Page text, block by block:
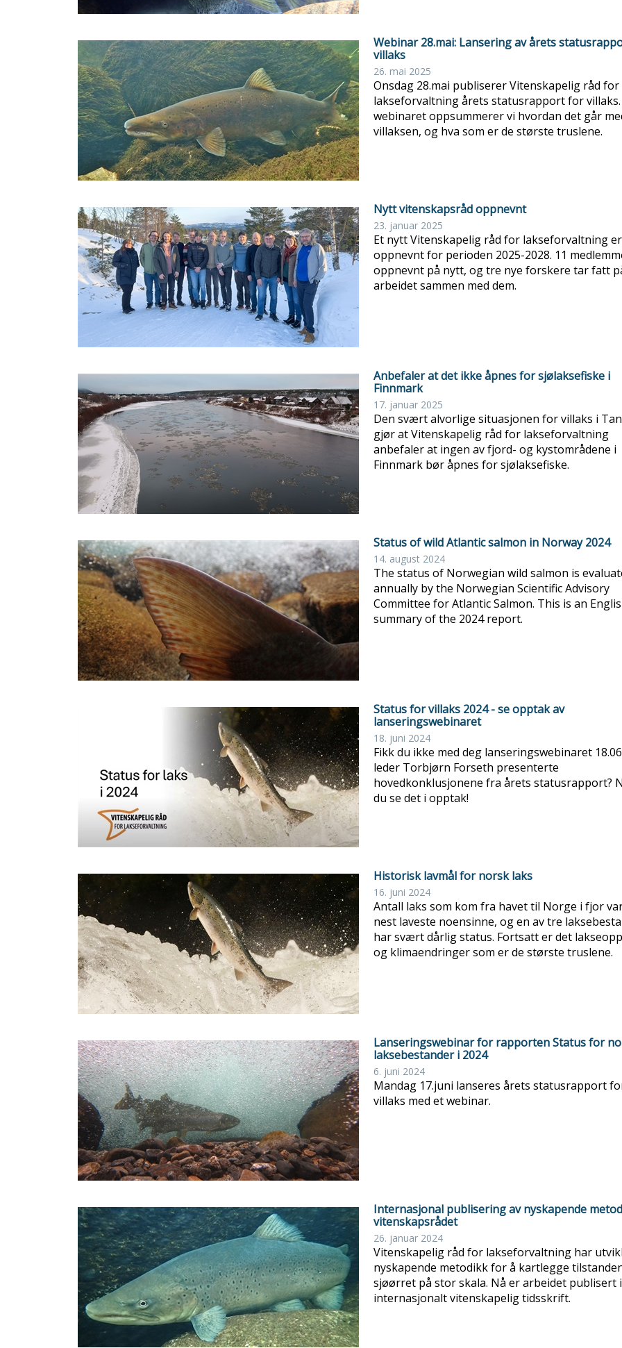
Webinar 28.mai: Lansering av årets
villaks
26. mai 2025
Onsdag 28.mai publiserer Vitenskapelig råd for
lakseforvaltning årets statusrapport for
webinaret oppsummerer vi hvordan det går
villaksen, og hva som er de største truslene.
Nytt vitenskapsråd oppnevnt
23. januar 2025
Et nytt Vitenskapelig råd for lakseforvaltning er
oppnevnt for perioden 2025-2028. 11
oppnevnt på nytt, og tre nye forskere tar fatt
arbeidet sammen med dem.
Anbefaler at det ikke åpnes for sjølaksefiske i
Finnmark
17. januar 2025
Den svært alvorlige situasjonen for villaks i
gjør at Vitenskapelig råd for lakseforvaltning
anbefaler at ingen av fjord- og kystområdene i
Finnmark bør åpnes for sjølaksefiske.
Status of wild Atlantic salmon in Norway 2024
14. august 2024
The status of Norwegian wild salmon is
annually by the Norwegian Scientific Advisory
Committee for Atlantic Salmon. This is an
summary of the 2024 report.
Status for villaks 2024 - se opptak av
lanseringswebinaret
18. juni 2024
Fikk du ikke med deg lanseringswebinaret
leder Torbjørn Forseth presenterte
hovedkonklusjonene fra årets statusrapport?
du se det i opptak!
Historisk lavmål for norsk laks
16. juni 2024
Antall laks som kom fra havet til Norge i fjor
nest laveste noensinne, og en av tre
har svært dårlig status. Fortsatt er det
og klimaendringer som er de største truslene.
Lanseringswebinar for rapporten Status for
laksebestander i 2024
6. juni 2024
Mandag 17.juni lanseres årets statusrapport
villaks med et webinar.
Internasjonal publisering av nyskapende
vitenskapsrådet
26. januar 2024
Vitenskapelig råd for lakseforvaltning har
nyskapende metodikk for å kartlegge
sjøørret på stor skala. Nå er arbeidet publisert
internasjonalt vitenskapelig tidsskrift.